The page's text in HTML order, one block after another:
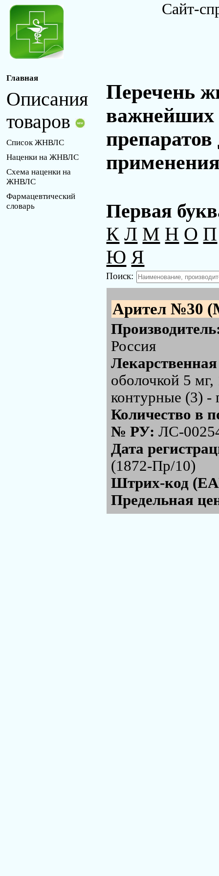
Сайт-
Главная
Описания
товаров
Список ЖНВЛС
Наценки на ЖНВЛС
Схема наценки на
ЖНВЛС
Фармацевтический
словарь
Перечень
важнейших
Первая
К Л М Н О П
Ю Я
Поиск:
Арител №30
Россия
оболочкой 5
контурные (3) -
Количество в
№ РУ:ЛС-
Дата
(1872-Пр/10)
Штрих-код
Предельная